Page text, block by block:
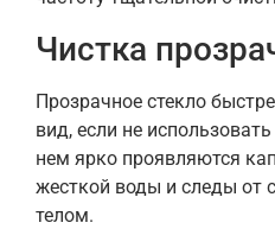
Чистка
Прозрачное стекло
вид, если не
нем ярко проявляются
жесткой воды и следы от
телом.